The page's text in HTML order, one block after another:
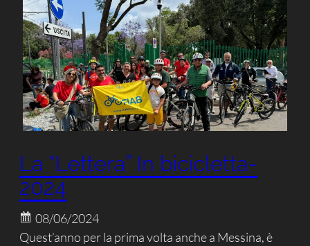
La “Lettera” In bicicletta-
2024
08/06/2024
Quest’anno per la prima volta anche a Messina, è